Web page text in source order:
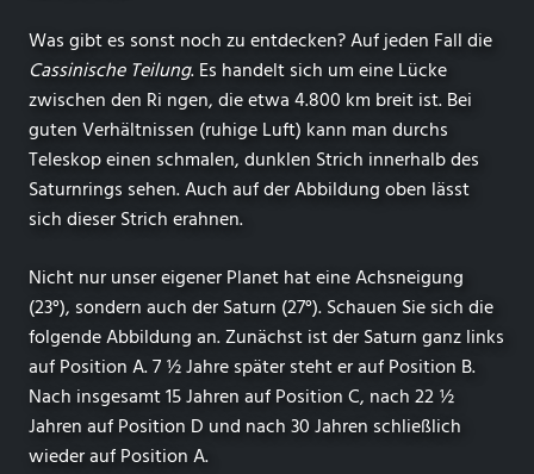
Was gibt es sonst noch zu entdecken? Auf jeden Fall die
Cassinische Teilung. Es handelt sich um eine Lücke
zwischen den Ri ngen, die etwa 4.800 km breit ist. Bei
guten Verhältnissen (ruhige Luft) kann man durchs
Teleskop einen schmalen, dunklen Strich innerhalb des
Saturnrings sehen. Auch auf der Abbildung oben lässt
sich dieser Strich erahnen.
Nicht nur unser eigener Planet hat eine Achsneigung
(23°), sondern auch der Saturn (27°). Schauen Sie sich die
folgende Abbildung an. Zunächst ist der Saturn ganz links
auf Position A. 7 ½ Jahre später steht er auf Position B.
Nach insgesamt 15 Jahren auf Position C, nach 22 ½
Jahren auf Position D und nach 30 Jahren schließlich
wieder auf Position A.